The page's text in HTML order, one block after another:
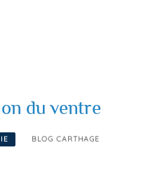
du ventre
BLOG CARTHAGE